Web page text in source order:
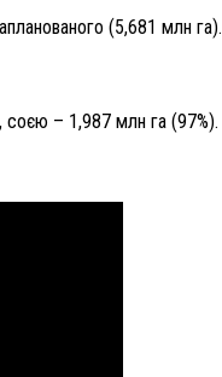
(5,681 млн га).
соєю – 1,987 млн га (97%).